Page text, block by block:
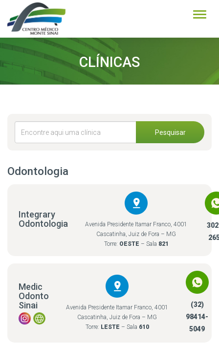
CLÍNICAS
Pesquisar
Odontologia
Integrary
Odontologia
Avenida Presidente Itamar Franco, 4001
Cascatinha, Juiz de Fora – MG
Torre: OESTE – Sala 821
Medic
Odonto
Sinai
Avenida Presidente Itamar Franco, 4001
Cascatinha, Juiz de Fora – MG
Torre: LESTE – Sala 610
(32)
98414-
5049